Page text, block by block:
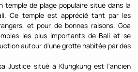
temple de plage populaire situé dans la
Ce temple est apprécié tant par les
et pour de bonnes raisons. Goa
les plus importants de Bali et se
autour d'une grotte habitée par des
Justice situé à Klungkung est l'ancien